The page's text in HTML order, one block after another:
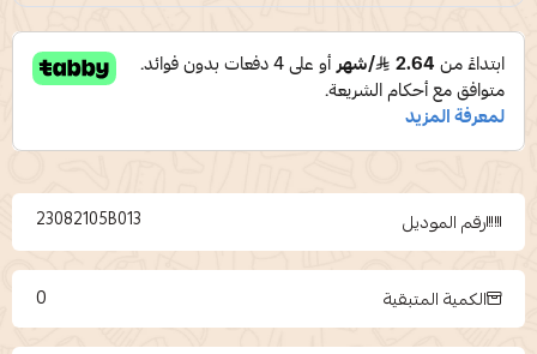
رقم الموديل 23082105B013
الكمية المتبقية 0